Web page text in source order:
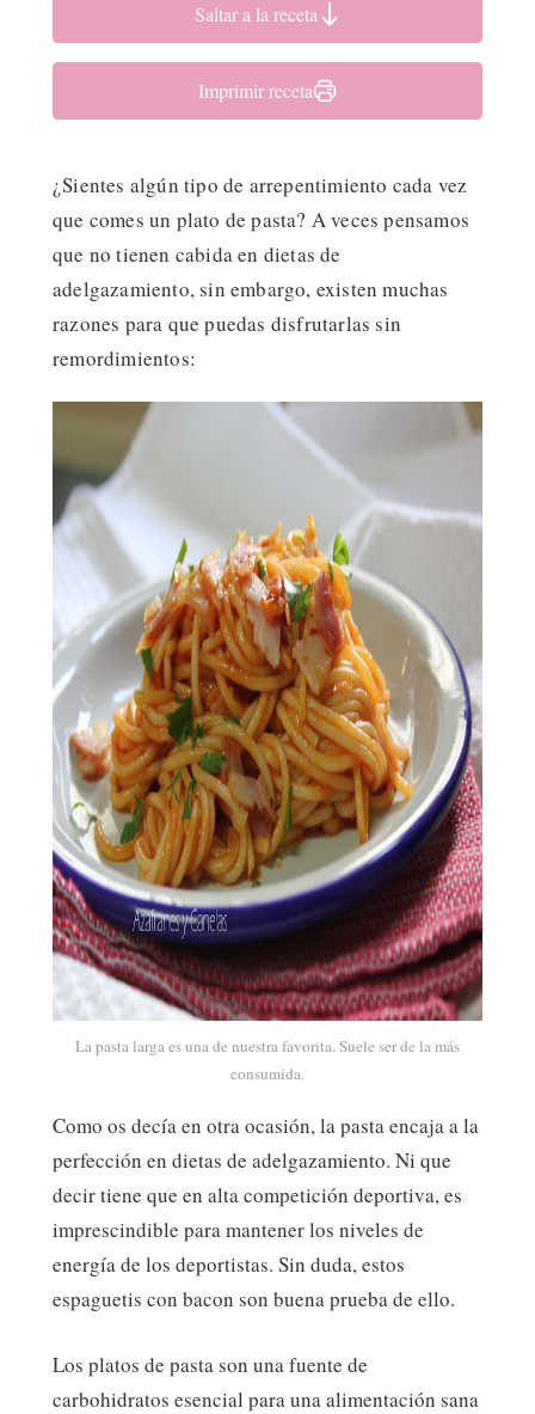
Saltar a la receta
Imprimir receta
¿Sientes algún tipo de arrepentimiento cada vez
que comes un plato de pasta? A veces pensamos
que no tienen cabida en dietas de
adelgazamiento, sin embargo, existen muchas
razones para que puedas disfrutarlas sin
remordimientos:
La pasta larga es una de nuestra favorita. Suele ser de la más
consumida.
Como os decía en otra ocasión, la pasta encaja a la
perfección en dietas de adelgazamiento. Ni que
decir tiene que en alta competición deportiva, es
imprescindible para mantener los niveles de
energía de los deportistas. Sin duda, estos
espaguetis con bacon son buena prueba de ello.
Los platos de pasta son una fuente de
carbohidratos esencial para una alimentación sana